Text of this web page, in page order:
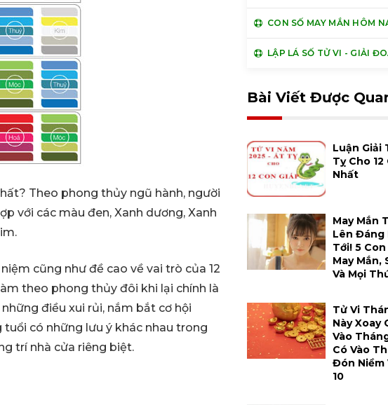
Theo phong thủy ngũ hành, người
với các màu đen, Xanh dương, Xanh
cũng như đề cao về vai trò của 12
theo phong thủy đôi khi lại chính là
điều xui rủi, nắm bắt cơ hội
có những lưu ý khác nhau trong
trí nhà cửa riêng biệt.
CON SỐ MAY MẮN HÔM
LẬP LÁ SỐ TỬ VI - GIẢI
Bài Viết Được
Luận Giải
Tỵ Cho
Nhất
May Mắn
Lên Đáng
Tới! 5
May Mắn,
Và Mọi
Tử Vi
Này Xoay
Vào
Có Vào
Đón Niềm
10